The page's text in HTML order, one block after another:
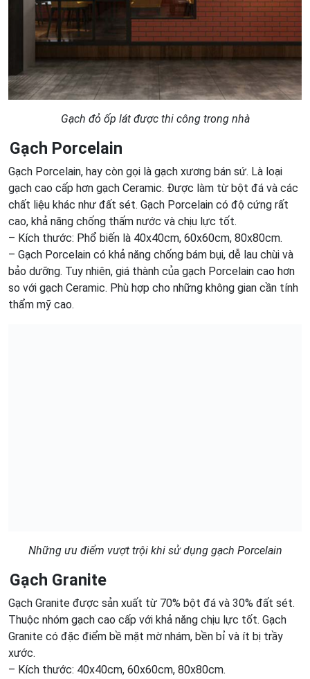
Gạch đỏ ốp lát được thi công trong nhà
Gạch Porcelain
Gạch Porcelain, hay còn gọi là gạch xương bán sứ. Là loại
gạch cao cấp hơn gạch Ceramic. Được làm từ bột đá và các
chất liệu khác như đất sét. Gạch Porcelain có độ cứng rất
cao, khả năng chống thấm nước và chịu lực tốt.
– Kích thước: Phổ biến là 40x40cm, 60x60cm, 80x80cm.
– Gạch Porcelain có khả năng chống bám bụi, dễ lau chùi và
bảo dưỡng. Tuy nhiên, giá thành của gạch Porcelain cao hơn
so với gạch Ceramic. Phù hợp cho những không gian cần tính
thẩm mỹ cao.
Những ưu điểm vượt trội khi sử dụng gạch Porcelain
Gạch Granite
Gạch Granite được sản xuất từ 70% bột đá và 30% đất sét.
Thuộc nhóm gạch cao cấp với khả năng chịu lực tốt. Gạch
Granite có đặc điểm bề mặt mờ nhám, bền bỉ và ít bị trầy
xước.
– Kích thước: 40x40cm, 60x60cm, 80x80cm.